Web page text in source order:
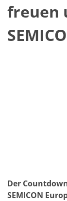
Wafering
Galvanik
Wafer-Trocknung
Service
freuen
Der
SEMICON